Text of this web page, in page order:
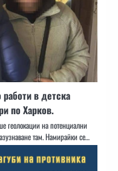
в детска
по Харков.
геолокации на потенциални
там. Намирайки се…